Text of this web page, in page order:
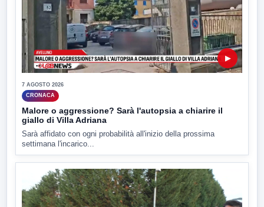
▶
7 AGOSTO 2026
CRONACA
Malore o aggressione? Sarà l'autopsia a chiarire il
giallo di Villa Adriana
Sarà affidato con ogni probabilità all'inizio della prossima
settimana l'incarico...